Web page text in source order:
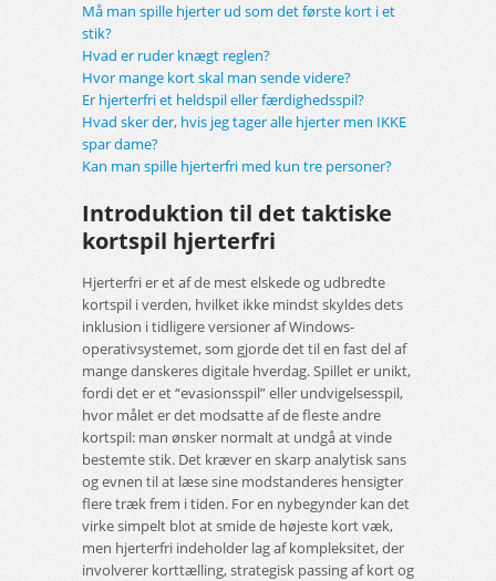
Må man spille hjerter ud som det første kort i et
stik?
Hvad er ruder knægt reglen?
Hvor mange kort skal man sende videre?
Er hjerterfri et heldspil eller færdighedsspil?
Hvad sker der, hvis jeg tager alle hjerter men IKKE
spar dame?
Kan man spille hjerterfri med kun tre personer?
Introduktion til det taktiske
kortspil hjerterfri
Hjerterfri er et af de mest elskede og udbredte
kortspil i verden, hvilket ikke mindst skyldes dets
inklusion i tidligere versioner af Windows-
operativsystemet, som gjorde det til en fast del af
mange danskeres digitale hverdag. Spillet er unikt,
fordi det er et “evasionsspil” eller undvigelsesspil,
hvor målet er det modsatte af de fleste andre
kortspil: man ønsker normalt at undgå at vinde
bestemte stik. Det kræver en skarp analytisk sans
og evnen til at læse sine modstanderes hensigter
flere træk frem i tiden. For en nybegynder kan det
virke simpelt blot at smide de højeste kort væk,
men hjerterfri indeholder lag af kompleksitet, der
involverer korttælling, strategisk passing af kort og